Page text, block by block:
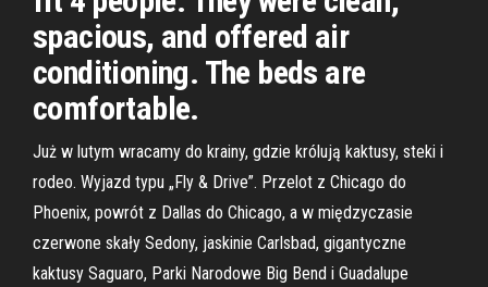
spacious, and offered air
conditioning. The beds are
comfortable.
Już w lutym wracamy do krainy, gdzie królują kaktusy, steki i
rodeo. Wyjazd typu „Fly & Drive”. Przelot z Chicago do
Phoenix, powrót z Dallas do Chicago, a w międzyczasie
czerwone skały Sedony, jaskinie Carlsbad, gigantyczne
kaktusy Saguaro, Parki Narodowe Big Bend i Guadalupe